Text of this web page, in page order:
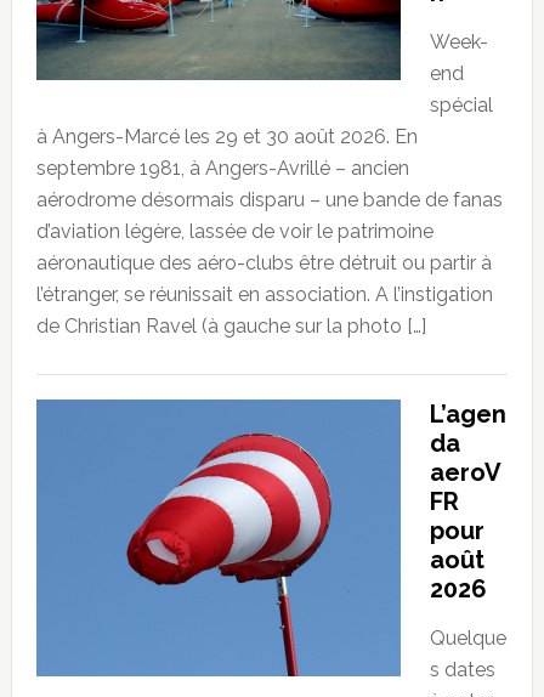
Week-
end
spécial
à Angers-Marcé les 29 et 30 août 2026. En
septembre 1981, à Angers-Avrillé – ancien
aérodrome désormais disparu – une bande de fanas
d’aviation légère, lassée de voir le patrimoine
aéronautique des aéro-clubs être détruit ou partir à
l’étranger, se réunissait en association. A l’instigation
de Christian Ravel (à gauche sur la photo […]
L’agen
da
aeroV
FR
pour
août
2026
Quelque
s dates